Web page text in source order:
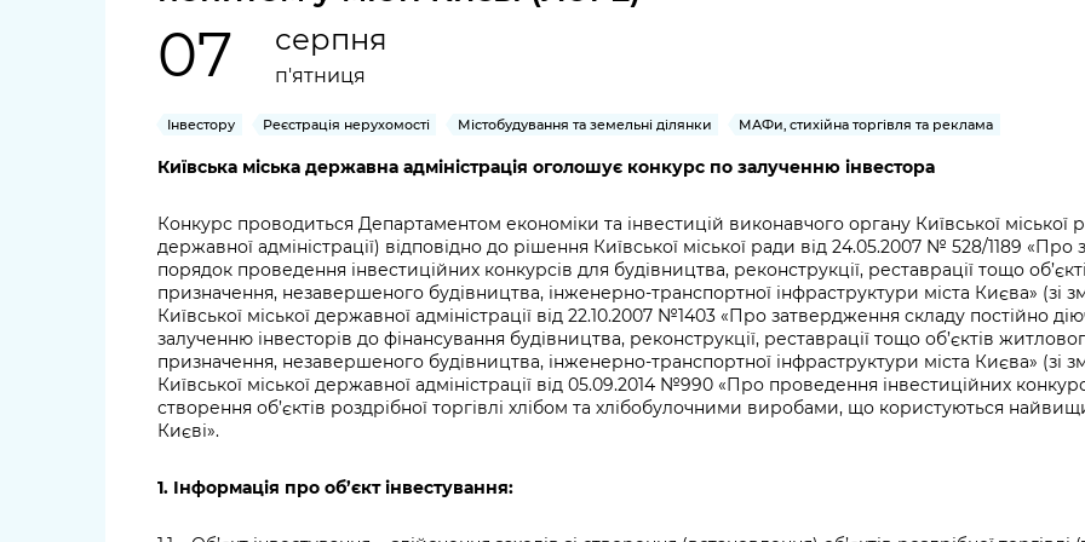
Структура
Рішення та розпорядження
Проєкти розпоряджень, що
перебувають на погодженні
Регуляторна діяльність
Освіта та навчальні
парковки
Навколишнє
середовище міста
правопорядок
Ритуальні послуги
Іноземцям / For
foreigners
Громадська
бюджет
онлайн
Проекти
нормативно-
правових та
інших актів
Звіти
from
KCSA
07 серпня
п'ятниця
Інвестору Реєстрація нерухомості Містобудування та земельні ділянки МАФи, стихійна торгівля та реклама
Київська міська державна адміністрація оголошує конкурс по залученню інвестора
Конкурс проводиться Департаментом економіки та інвестицій виконавчого органу Київської міської
державної адміністрації) відповідно до рішення Київської міської ради від 24.05.2007 № 528/1189
порядок проведення інвестиційних конкурсів для будівництва, реконструкції, реставрації тощо
призначення, незавершеного будівництва, інженерно-транспортної інфраструктури міста Києва» (зі
Київської міської державної адміністрації від 22.10.2007 №1403 «Про затвердження складу постійно
залученню інвесторів до фінансування будівництва, реконструкції, реставрації тощо об’єктів
призначення, незавершеного будівництва, інженерно-транспортної інфраструктури міста Києва» (зі
Київської міської державної адміністрації від 05.09.2014 №990 «Про проведення інвестиційних
створення об’єктів роздрібної торгівлі хлібом та хлібобулочними виробами, що користуються
Києві».
1. Інформація про об’єкт інвестування: